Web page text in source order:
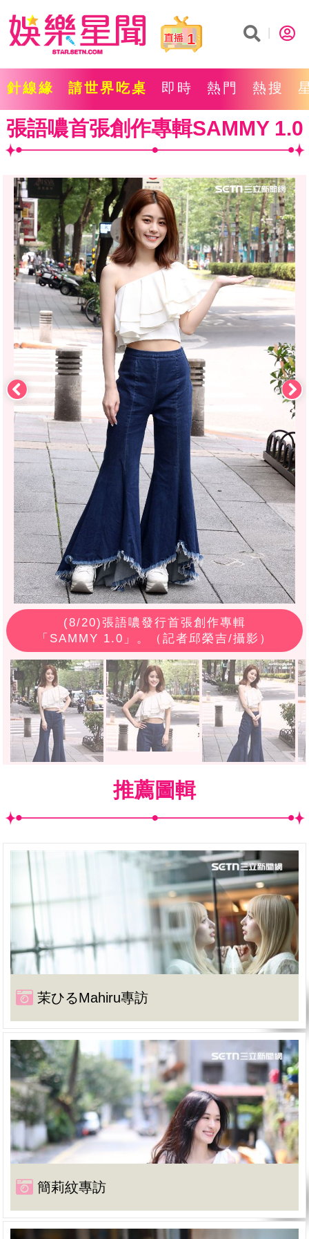
1
針線緣 請世界吃桌 即時 熱門 熱搜
張語噥首張創作專輯SAMMY 1.0
(8/20)張語噥發行首張創作專輯
「SAMMY 1.0」。（記者邱榮吉/攝影）
推薦圖輯
茉ひるMahiru專訪
簡莉紋專訪